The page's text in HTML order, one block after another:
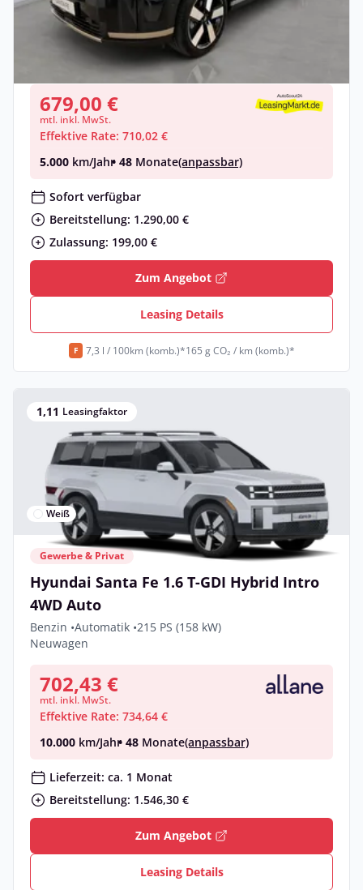
Hyundai SANTA FE (MX5)
Benzin •Automatik •
160 PS (118 kW)
Neuwagen
679,00 €
mtl. inkl. MwSt.
Effektive Rate: 710,02 €
5.000 km/Jahr• 48 Monate(anpassbar)
Sofort verfügbar
Bereitstellung: 1.290,00 €
Zulassung: 199,00 €
Zum Angebot
Leasing Details
F 7,3 l / 100km (komb.)*165 g CO₂ / km (komb.)*
1,11 Leasingfaktor
Weiß
Gewerbe & Privat
Hyundai Santa Fe 1.6 T-GDI Hybrid Intro
4WD Auto
Benzin •Automatik •215 PS (158 kW)
Neuwagen
702,43 €
mtl. inkl. MwSt.
Effektive Rate: 734,64 €
10.000 km/Jahr• 48 Monate(anpassbar)
Lieferzeit: ca. 1 Monat
Bereitstellung: 1.546,30 €
Zum Angebot
Leasing Details